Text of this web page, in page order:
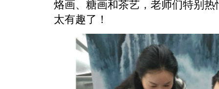
烙画、糖画和茶艺，老师们特别
太有趣了！